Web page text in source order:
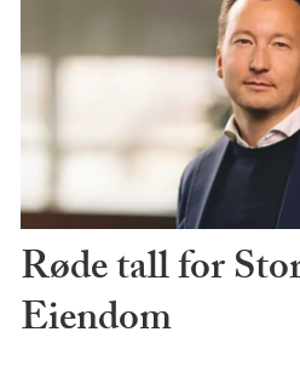
Røde tall for
Eiendom